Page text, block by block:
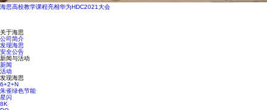
海思高校教学课程亮相华为HDC2021大会
关于海思
公司简介
发现海思
安全公告
新闻与活动
新闻
活动
发现海思
6+2+N
朱雀绿色节能
星闪
8K